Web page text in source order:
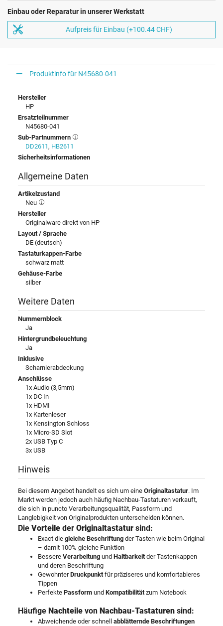
Einbau oder Reparatur in unserer Werkstatt
Aufpreis für Einbau (+100.44 CHF)
Produktinfo für N45680-041
Hersteller
HP
Ersatzteilnummer
N45680-041
Sub-Partnummern
DD2611, HB2611
Sicherheitsinformationen
Allgemeine Daten
Artikelzustand
Neu
Hersteller
Originalware direkt von HP
Layout / Sprache
DE (deutsch)
Tastaturkappen-Farbe
schwarz matt
Gehäuse-Farbe
silber
Weitere Daten
Nummernblock
Ja
Hintergrundbeleuchtung
Ja
Inklusive
Scharnierabdeckung
Anschlüsse
1x Audio (3,5mm)
1x DC In
1x HDMI
1x Kartenleser
1x Kensington Schloss
1x Micro-SD Slot
2x USB Typ C
3x USB
Hinweis
Bei diesem Angebot handelt es sich um eine Originaltastatur. Im
Markt werden jedoch auch häufig Nachbau-Tastaturen verkauft,
die sich in puncto Verarbeitungsqualität, Passform und
Langlebigkeit von Originalprodukten unterscheiden können.
Die Vorteile der Originaltastatur sind:
Exact die gleiche Beschriftung der Tasten wie beim Original
– damit 100% gleiche Funktion
Bessere Verarbeitung und Haltbarkeitder Tastenkappen
und deren Beschriftung
GewohnterDruckpunktfür präziseres und komfortableres
Tippen
Perfekte Passform und Kompatibilitätzum Notebook
Häufige Nachteile von Nachbau-Tastaturen sind:
Abweichende oder schnell abblätternde Beschriftungen